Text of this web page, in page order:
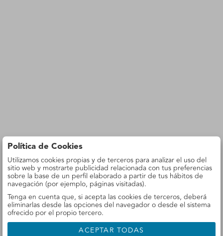
Política de Cookies
Utilizamos cookies propias y de terceros para analizar el uso del
sitio web y mostrarte publicidad relacionada con tus preferencias
sobre la base de un perfil elaborado a partir de tus hábitos de
navegación (por ejemplo, páginas visitadas).
Tenga en cuenta que, si acepta las cookies de terceros, deberá
eliminarlas desde las opciones del navegador o desde el sistema
ofrecido por el propio tercero.
ACEPTAR TODAS